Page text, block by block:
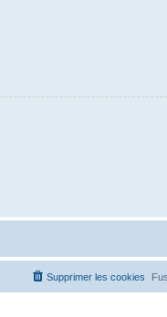
Supprimer les cookies